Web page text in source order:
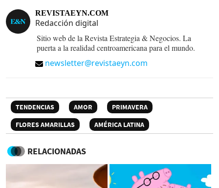
REVISTAEYN.COM
Redacción digital
Sitio web de la Revista Estrategia & Negocios. La
puerta a la realidad centroamericana para el mundo.
newsletter@revistaeyn.com
TENDENCIAS AMOR
PRIMAVERA
FLORES AMARILLAS
AMÉRICA LATINA
RELACIONADAS